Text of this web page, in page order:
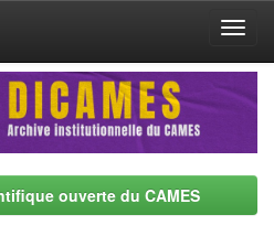
ouverte du CAMES